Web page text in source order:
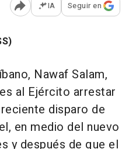
Abrir opciones para
IA Seguir en
Nawaf Salam,
al Ejército arrestar
disparo de
en medio del nuevo
y después de que el